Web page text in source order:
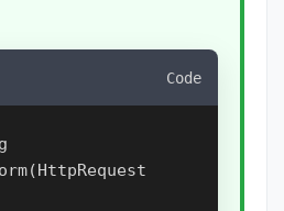
Code